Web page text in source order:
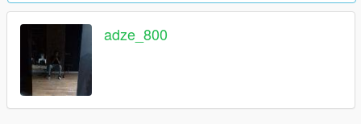
adze_800